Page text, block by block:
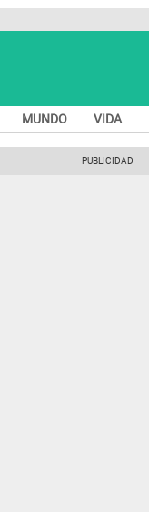
MUNDO VIDA